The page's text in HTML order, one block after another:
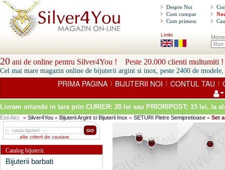
Despre Noi
Cum cumpar
Cum primesc
Limbi
20 ani de online pentru Silver4You ! Peste 20.000 clienti multumiti !
Cel mai mare magazin online de bijuterii argint si inox, peste 2400 de modele,
PRIMA PAGINA | BIJUTERII NOI | CONTUL TAU |
Livram oriunde in tara prin CURIER: 20 lei sau PRIORIPOST: 15 lei, la
Esti Aici: » Silver4You » Bijuterii Argint si Bijuterii Inox » SETURI Pietre Semipretioase » Set
alte criterii de cautare
Catalog bijuterii:
Bijuterii barbati